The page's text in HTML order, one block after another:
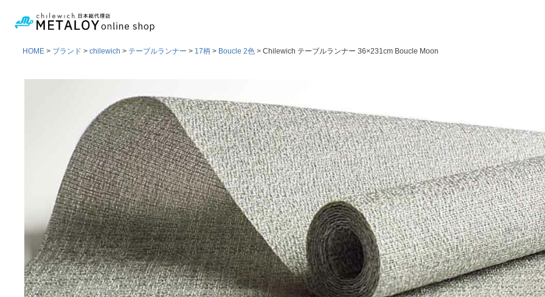
HOME ブランド chilewich テーブルランナー 17柄 Boucle 2色 Chilewich テーブルランナー 36×231cm Boucle Moon
検索